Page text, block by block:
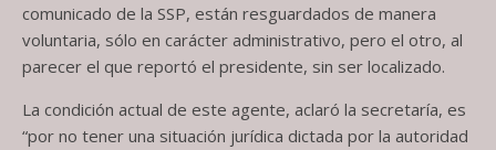
comunicado de la SSP, están resguardados de manera
voluntaria, sólo en carácter administrativo, pero el otro, al
parecer el que reportó el presidente, sin ser localizado.
La condición actual de este agente, aclaró la secretaría, es
“por no tener una situación jurídica dictada por la autoridad